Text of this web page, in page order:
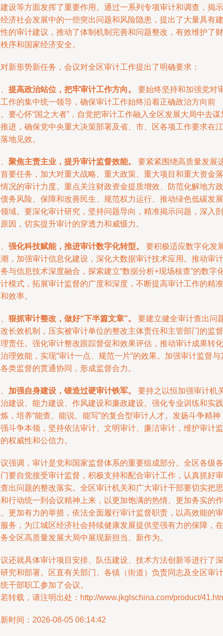
设等方面发挥了重要作用。通过一系列专项审计和调查，揭示
济社会发展中的一些突出问题和风险隐患，提出了大量具有建
的审计建议，推动了体制机制完善和问题整改，有效维护了财
序和国家经济安全。
新形势新任务，会议对全区审计工作提出了明确要求：
提高政治站位，把牢审计工作方向。
要始终坚持和加强党对
作的集中统一领导，确保审计工作始终沿着正确政治方向前
要心怀“国之大者”，自觉把审计工作融入全区发展大局中去谋
进，确保党中央重大决策部署及省、市、区各项工作要求在江
地见效。
聚焦主责主业，提升审计监督效能。
要紧紧围绕高质量发展
要任务，加大对重大战略、重大政策、重大项目和重大资金落
况的审计力度。重点关注财政资金提质增效、防范化解地方政
务风险、保障和改善民生、规范权力运行、推动绿色低碳发展
域。要深化审计研究，坚持问题导向，精准揭示问题，深入剖
因，切实提升审计的穿透力和威慑力。
强化科技赋能，推进审计数字化转型。
要积极适应数字化发
，加强审计信息化建设，深化大数据审计技术应用。推动审计
与信息技术深度融合，探索建立“数据分析+现场核查”的数字
模式，拓展审计监督的广度和深度，不断提高审计工作的精准
效率。
狠抓审计整改，做好“下半篇文章”。
要建立健全审计查出问
长效机制，压实被审计单位的整改主体责任和主管部门的监督
责任。强化审计整改跟踪督促和效果评估，推动审计成果转化
理效能，实现“审计一点、规范一片”的效果。加强审计监督与
类监督的贯通协同，形成监督合力。
加强自身建设，锻造过硬审计铁军。
要持之以恒加强审计机
建设、能力建设、作风建设和廉政建设。强化专业训练和实践
，培养“能查、能说、能写”的复合型审计人才。发扬斗争精神
斗争本领，坚持依法审计、文明审计、廉洁审计，维护审计监
权威性和公信力。
强调，审计是党和国家监督体系的重要组成部分。全区各级各
要自觉接受审计监督，积极支持和配合审计工作，认真抓好审
出问题的整改落实。全区审计机关和广大审计干部要切实把思
行动统一到会议精神上来，以更加饱满的热情、更加务实的作
更加有力的举措，依法全面履行审计监督职责，以高效能的审
务，为江城区经济社会持续健康发展提供坚强有力的保障，在
全区高质量发展大局中展现新担当、新作为。
还就具体审计项目安排、队伍建设、技术方法创新等进行了深
究和部署。区直有关部门、各镇（街道）负责同志及全区审计
干部职工参加了会议。
转载，请注明出处：http://www.jkglschina.com/product/
时间：2026-08-05 06:14:42